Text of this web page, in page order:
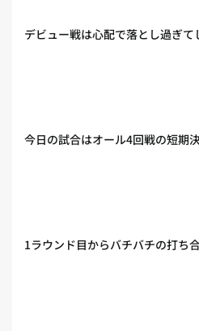
デビュー戦は心配で落とし過ぎて
今日の試合はオール4回戦の短期
1ラウンド目からバチバチの打ち